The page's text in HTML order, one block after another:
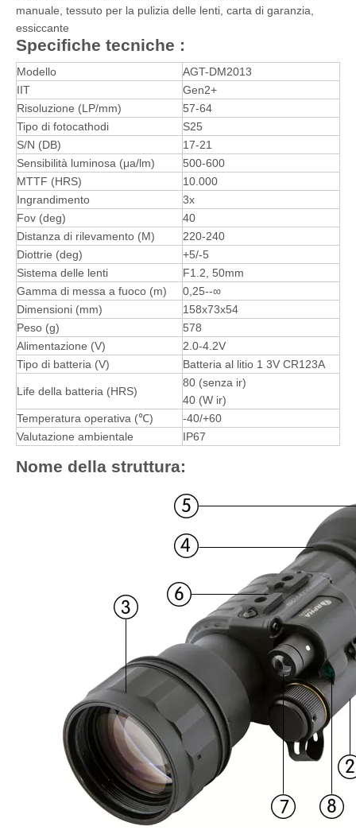
manuale, tessuto per la pulizia delle lenti, carta di garanzia,
essiccante
Specifiche tecniche :
Modello
AGT-DM2013
IIT
Gen2+
Risoluzione (LP/mm)
57-64
Tipo di fotocathodi
S25
S/N (DB)
17-21
Sensibilità luminosa (μа/lm)
500-600
MTTF (HRS)
10.000
Ingrandimento
3x
Fov (deg)
40
Distanza di rilevamento (M)
220-240
Diottrie (deg)
+5/-5
Sistema delle lenti
F1.2, 50mm
Gamma di messa a fuoco (m)
0,25--∞
Dimensioni (mm)
158x73x54
Peso (g)
578
Alimentazione (V)
2.0-4.2V
Tipo di batteria (V)
Batteria al litio 1 3V CR123A
Life della batteria (HRS)
80 (senza ir)
40 (W ir)
Temperatura operativa (℃)
-40/+60
Valutazione ambientale
IP67
Nome della struttura: